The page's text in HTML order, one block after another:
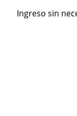
Ingreso sin